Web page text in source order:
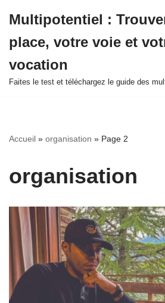
au
contenu
Multipotentiel :
place, votre voie et
vocation
Faites le test et téléchargez le guide des
Accueil » organisation » Page 2
organisation